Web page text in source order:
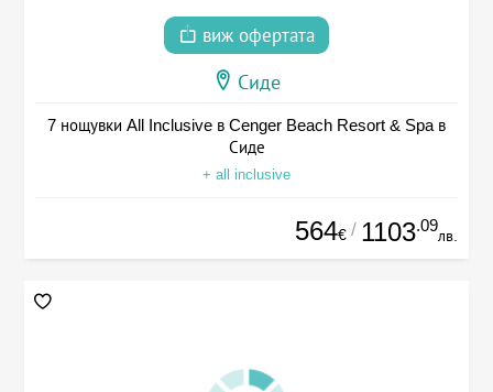
виж офертата
Сиде
7 нощувки All Inclusive в Cenger Beach Resort & Spa в
Сиде
+ all inclusive
564€ / 1103.09
лв.